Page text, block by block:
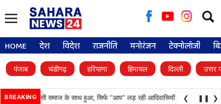
for:
HOME देश विदेश राजनीति मनोरंजन टेक्नोलॉजी
पंजाब चंडीगढ़ हरियाणा हिमाचल दिल्ली उत्तर
BREAKING
आदिवासी समाज के साथ हुआ, सिर्फ ‘‘आप’’ लड़ रही आदिवासियों के अधिकारों की
❮ ❚❚ ❯